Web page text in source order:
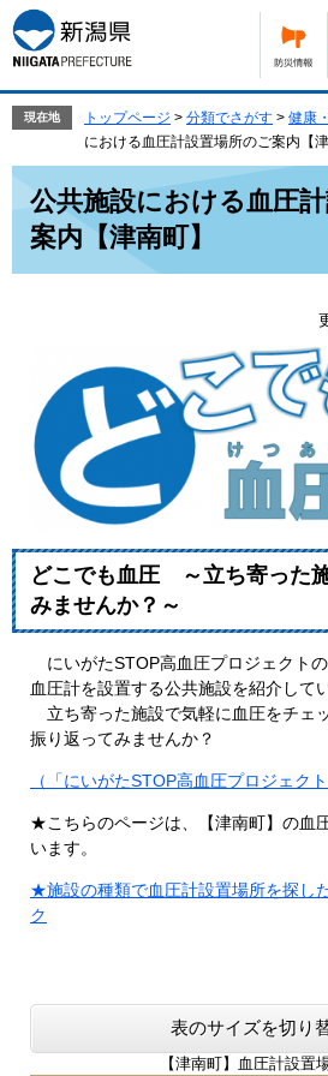
ー
ジ
の
で
ニ
ュ
ー
ば
現在地 トップページ > 分類でさがす > 健康
における血圧計設置場所のご案内【津
公共施設における血圧
案内【津南町】
どこでも血圧 ～立ち寄った
みませんか？～
にいがたSTOP高血圧プロジェクト
血圧計を設置する公共施設を紹介して
立ち寄った施設で気軽に血圧をチェ
振り返ってみませんか？
（「にいがたSTOP高血圧プロジェク
★こちらのページは、【津南町】の血
います。
★施設の種類で血圧計設置場所を探し
ク
表のサイズを切り
【津南町】血圧計設置